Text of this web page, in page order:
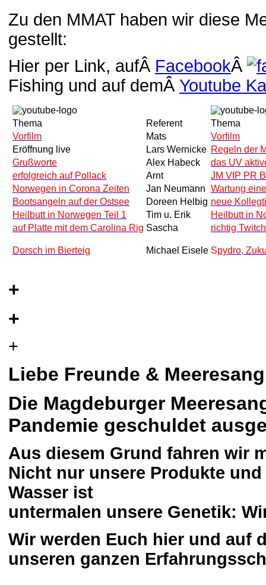
Zu den MMAT haben wir diese
gestellt:
Hier per Link, aufÂ FacebookÂ
Fishing und auf demÂ Youtube
Thema Referent
Thema
Vorfilm
Mats
Vorfilm
Eröffnung live
Lars Wernicke Regeln der
Grußworte
Alex Habeck
das UV
erfolgreich auf Pollack
Arnt
JM VIP PR
Norwegen in Corona Zeiten
Jan Neumann Wartung
Bootsangeln auf der Ostsee
Doreen Helbig neue
Heilbutt in Norwegen Teil 1
Tim u. Erik
Heilbutt in
auf Platte mit dem Carolina Rig Sascha richtig
Dorsch im Bierteig Michael Eisele Spydro,
+
+
+
Liebe Freunde &
Die Magdeburger
Pandemie geschuldet
Aus diesem Grund fahren wir
Nicht nur unsere Produkte
Wasser ist
untermalen unsere Genetik:
Wir werden Euch hier und auf
unseren ganzen